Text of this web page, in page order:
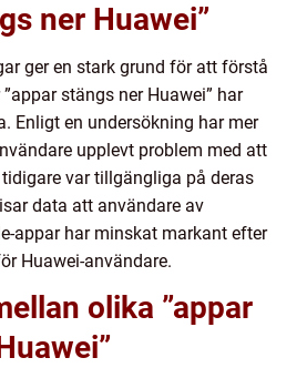
ner Huawei”
ger en stark grund för att förstå
stängs ner Huawei” har
Enligt en undersökning har mer
upplevt problem med att
var tillgängliga på deras
data att användare av
appar har minskat markant efter
Huawei-användare.
olika ”appar